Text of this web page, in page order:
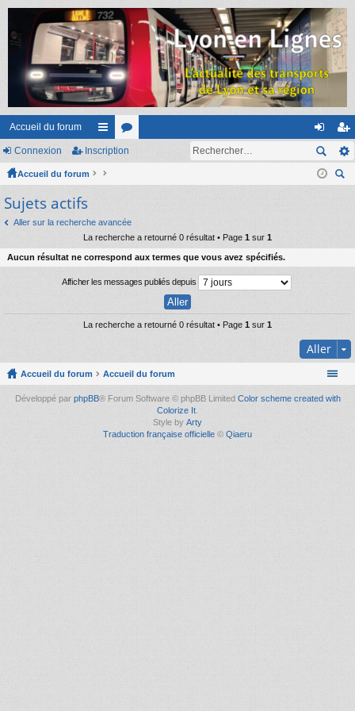
Accueil du forum
ac
co
ci
s
or
s
on
ne
ns
cri
Connexion Inscription
Accueil du forum
Sujets actifs
Aller sur la recherche avancée
La recherche a retourné 0 résultat • Page 1 sur 1
Aucun résultat ne correspond aux termes que vous avez spécifiés.
Afficher les messages publiés depuis
La recherche a retourné 0 résultat • Page 1 sur 1
Aller
Accueil du forum Accueil du forum
Développé par phpBB® Forum Software © phpBB Limited Color scheme created with
Colorize It
Style by Arty
Traduction française officielle © Qiaeru